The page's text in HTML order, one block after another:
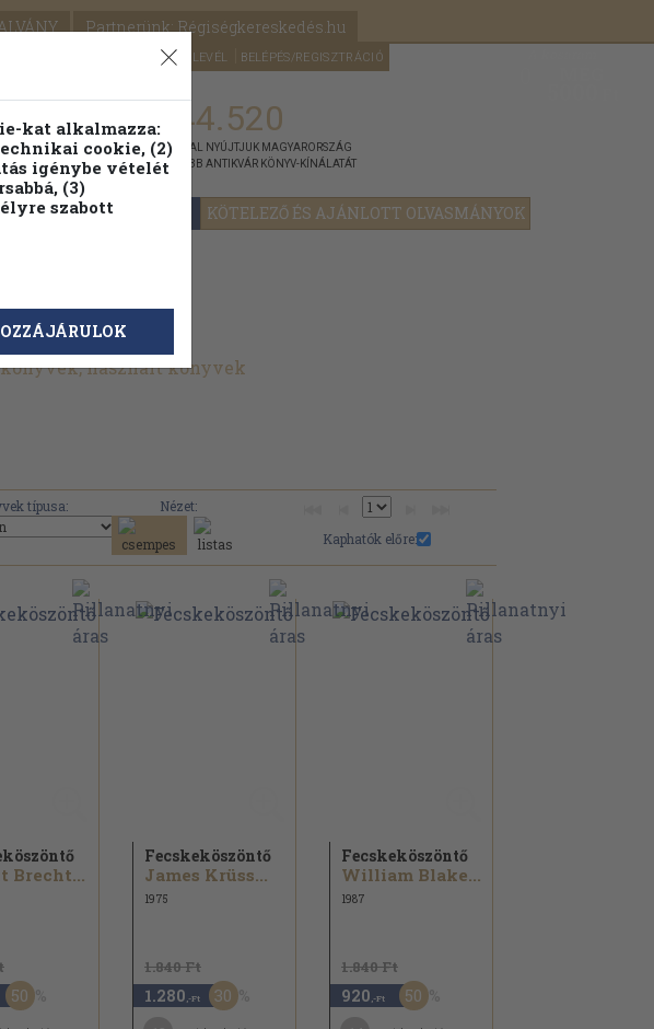
Partnerünk: Régiségkereskedés.hu
SEGÍTSÉG HÍRLEVÉL BELÉPÉS/REGISZTRÁCIÓ
OLVASMÁNYOK KÖTELEZŐ ÉS AJÁNLOTT OLVASMÁNYOK
fa 1.144.520
KIADVÁNNYAL NYÚJTJUK MAGYARORSZÁG
LEGNAGYOBB ANTIKVÁR KÖNYV-KÍNÁLATÁT
használt könyvek
típusa:
Nézet:
Kaphatók előre:
Brecht...
50
Fecskeköszöntő
James Krüss...
1975
1.840 Ft
1.280 ,-Ft 30
Fecskeköszöntő
William Blake...
1987
1.840 Ft
920 ,-Ft 50
kat alkalmazza:
cookie, (2)
igénybe vételét
(3)
szabott